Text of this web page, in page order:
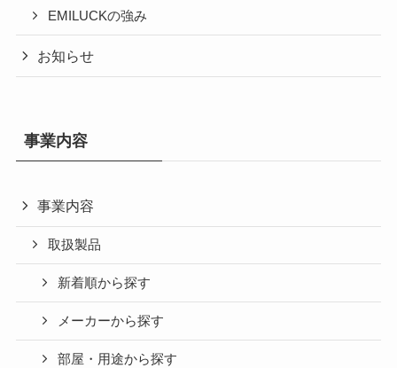
EMILUCKの強み
お知らせ
事業内容
事業内容
取扱製品
新着順から探す
メーカーから探す
部屋・用途から探す